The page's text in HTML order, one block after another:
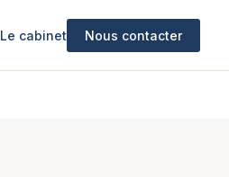
Le cabinet Nous contacter